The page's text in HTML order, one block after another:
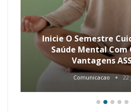
Inicie O Semestre
Saúde Mental Com
Vantagens
Comunicacao 22